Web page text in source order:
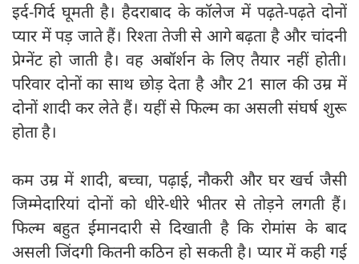
इर्द-गिर्द घूमती है। हैदराबाद के कॉलेज में पढ़ते-पढ़ते दोनों
प्यार में पड़ जाते हैं। रिश्ता तेजी से आगे बढ़ता है और चांदनी
प्रेग्नेंट हो जाती है। वह अबॉर्शन के लिए तैयार नहीं होती।
परिवार दोनों का साथ छोड़ देता है और 21 साल की उम्र में
दोनों शादी कर लेते हैं। यहीं से फिल्म का असली संघर्ष शुरू
होता है।
कम उम्र में शादी, बच्चा, पढ़ाई, नौकरी और घर खर्च जैसी
जिम्मेदारियां दोनों को धीरे-धीरे भीतर से तोड़ने लगती हैं।
फिल्म बहुत ईमानदारी से दिखाती है कि रोमांस के बाद
असली जिंदगी कितनी कठिन हो सकती है। प्यार में कही गई